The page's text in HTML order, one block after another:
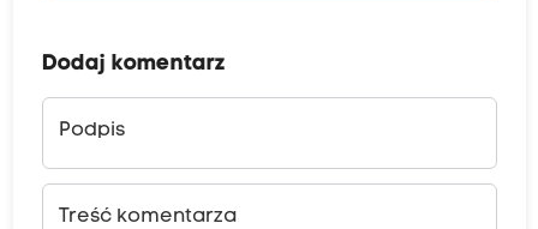
Dodaj komentarz
Podpis
Treść komentarza